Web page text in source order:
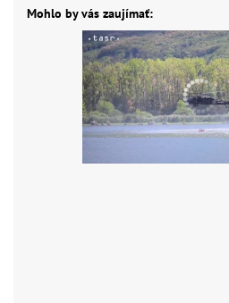
Mohlo by vás zaujímať: